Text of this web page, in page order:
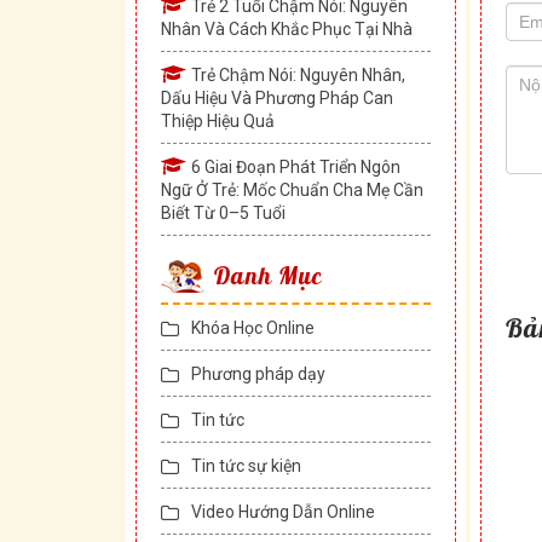
Trẻ 2 Tuổi Chậm Nói: Nguyên
Nhân Và Cách Khắc Phục Tại Nhà
Trẻ Chậm Nói: Nguyên Nhân,
Dấu Hiệu Và Phương Pháp Can
Thiệp Hiệu Quả
6 Giai Đoạn Phát Triển Ngôn
Ngữ Ở Trẻ: Mốc Chuẩn Cha Mẹ Cần
Biết Từ 0–5 Tuổi
Danh Mục
Khóa Học Online
Phương pháp dạy
Tin tức
Tin tức sự kiện
Video Hướng Dẫn Online
this
field